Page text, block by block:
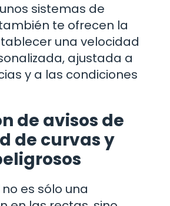
sistemas de
te ofrecen la
una velocidad
ajustada a
y a las condiciones
de avisos de
de curvas y
es sólo una